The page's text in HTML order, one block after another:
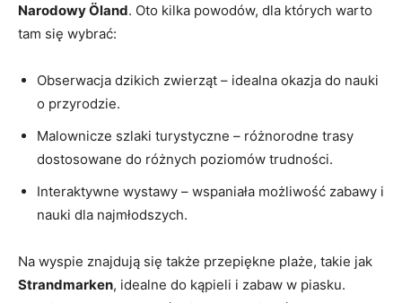
Narodowy Öland. Oto kilka powodów, dla których warto
tam się wybrać:
Obserwacja dzikich zwierząt – idealna okazja do nauki
o przyrodzie.
Malownicze szlaki turystyczne – różnorodne trasy
dostosowane do różnych poziomów trudności.
Interaktywne wystawy – wspaniała możliwość zabawy i
nauki dla najmłodszych.
Na wyspie znajdują się także przepiękne plaże, takie jak
Strandmarken, idealne do kąpieli i zabaw w piasku.